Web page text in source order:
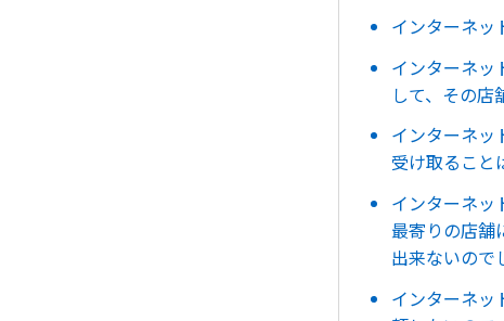
インターネッ
インターネッ
して、その店
インターネッ
受け取ること
インターネッ
最寄りの店舗
出来ないので
インターネッ